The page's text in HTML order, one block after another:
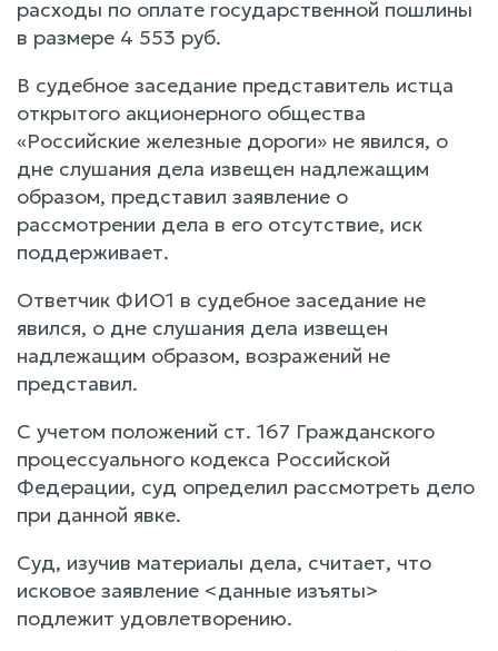
расходы по оплате государственной пошлины
в размере 4 553 руб.
В судебное заседание представитель истца
открытого акционерного общества
«Российские железные дороги» не явился, о
дне слушания дела извещен надлежащим
образом, представил заявление о
рассмотрении дела в его отсутствие, иск
поддерживает.
Ответчик ФИО1 в судебное заседание не
явился, о дне слушания дела извещен
надлежащим образом, возражений не
представил.
С учетом положений ст. 167 Гражданского
процессуального кодекса Российской
Федерации, суд определил рассмотреть дело
при данной явке.
Суд, изучив материалы дела, считает, что
исковое заявление <данные изъяты>
подлежит удовлетворению.